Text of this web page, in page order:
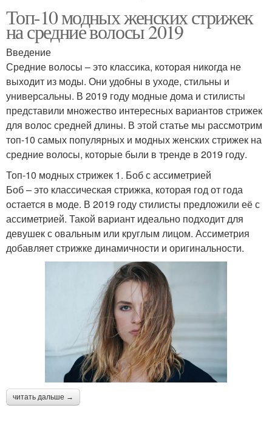
Топ-10 модных женских стрижек
на средние волосы 2019
Введение
Средние волосы – это классика, которая никогда не
выходит из моды. Они удобны в уходе, стильны и
универсальны. В 2019 году модные дома и стилисты
представили множество интересных вариантов стрижек
для волос средней длины. В этой статье мы рассмотрим
топ-10 самых популярных и модных женских стрижек на
средние волосы, которые были в тренде в 2019 году.
Топ-10 модных стрижек 1. Боб с ассиметрией
Боб – это классическая стрижка, которая год от года
остается в моде. В 2019 году стилисты предложили её с
ассиметрией. Такой вариант идеально подходит для
девушек с овальным или круглым лицом. Ассиметрия
добавляет стрижке динамичности и оригинальности.
читать дальше →